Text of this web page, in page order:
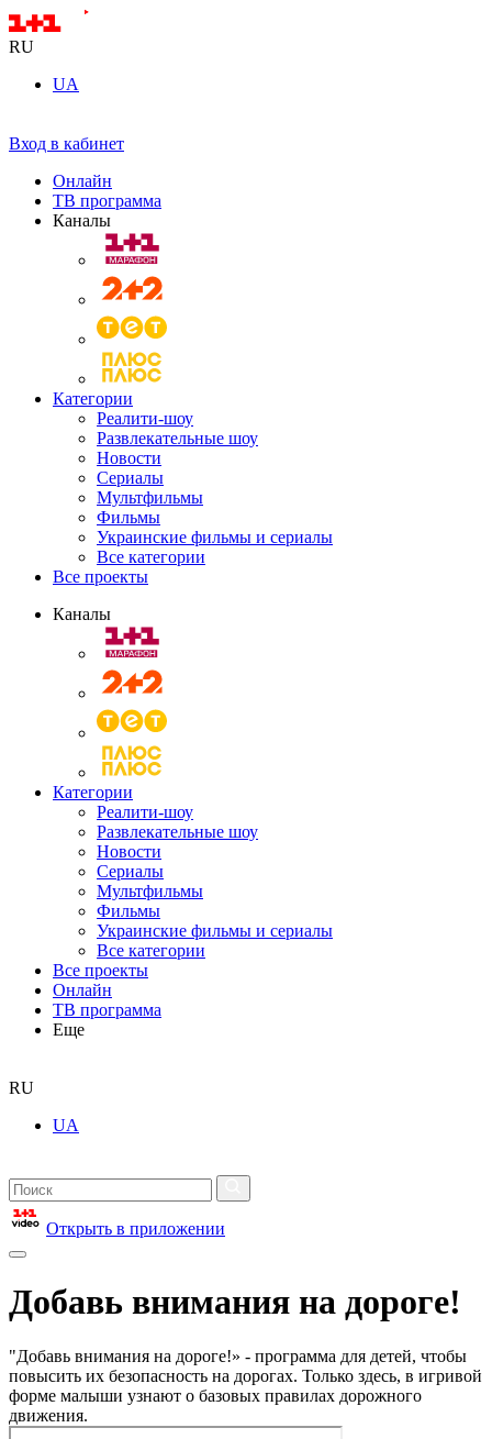
RU
UA
Вход в кабинет
Онлайн
ТВ программа
Каналы
Категории
Реалити-шоу
Развлекательные шоу
Новости
Сериалы
Мультфильмы
Фильмы
Украинские фильмы и сериалы
Все категории
Все проекты
Каналы
Категории
Реалити-шоу
Развлекательные шоу
Новости
Сериалы
Мультфильмы
Фильмы
Украинские фильмы и сериалы
Все категории
Все проекты
Онлайн
ТВ программа
Еще
RU
UA
Открыть в приложении
Добавь внимания на дороге!
"Добавь внимания на дороге!» - программа для детей, чтобы
повысить их безопасность на дорогах. Только здесь, в игривой
форме малыши узнают о базовых правилах дорожного
движения.